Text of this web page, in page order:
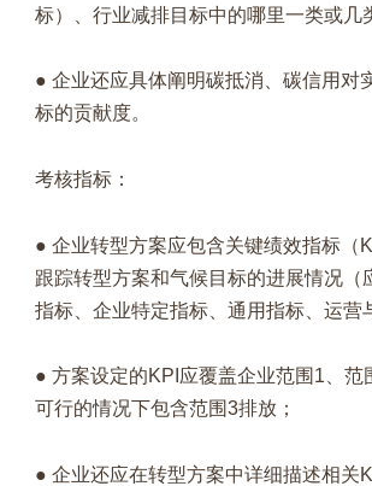
标）、行业减排目标中的哪里一类或几
● 企业还应具体阐明碳抵消、碳信用对
标的贡献度。
考核指标：
● 企业转型方案应包含关键绩效指标（
跟踪转型方案和气候目标的进展情况（
指标、企业特定指标、通用指标、运营
● 方案设定的KPI应覆盖企业范围1、范
可行的情况下包含范围3排放；
● 企业还应在转型方案中详细描述相关